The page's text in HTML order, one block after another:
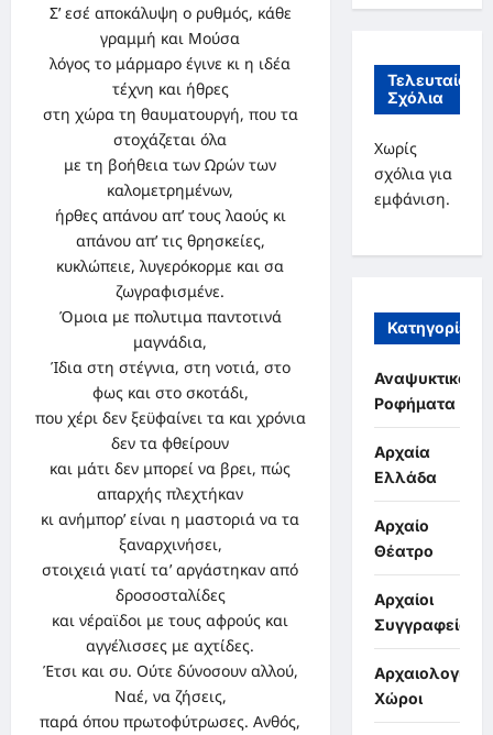
Σ’ εσέ αποκάλυψη ο ρυθμός, κάθε
γραμμή και Μούσα
λόγος το μάρμαρο έγινε κι η ιδέα
τέχνη και ήθρες
στη χώρα τη θαυματουργή, που τα
στοχάζεται όλα
με τη βοήθεια των Ωρών των
καλομετρημένων,
ήρθες απάνου απ’ τους λαούς κι
απάνου απ’ τις θρησκείες,
κυκλώπειε, λυγερόκορμε και σα
ζωγραφισμένε.
Όμοια με πολυτιμα παντοτινά
μαγνάδια,
Ίδια στη στέγνια, στη νοτιά, στο
φως και στο σκοτάδι,
που χέρι δεν ξεϋφαίνει τα και χρόνια
δεν τα φθείρουν
και μάτι δεν μπορεί να βρει, πώς
απαρχής πλεχτήκαν
κι ανήμπορ’ είναι η μαστοριά να τα
ξαναρχινήσει,
στοιχειά γιατί τα’ αργάστηκαν από
δροσοσταλίδες
και νέραϊδοι με τους αφρούς και
αγγέλισσες με αχτίδες.
Έτσι και συ. Ούτε δύνοσουν αλλού,
Ναέ, να ζήσεις,
παρά όπου πρωτοφύτρωσες. Ανθός,
Τελευταία
Σχόλια
Χωρίς
σχόλια για
εμφάνιση.
Κατηγορίες
Αναψυκτικά,
Ροφήματα
Αρχαία
Ελλάδα
Αρχαίο
Θέατρο
Αρχαίοι
Συγγραφείς
Αρχαιολογικοί
Χώροι